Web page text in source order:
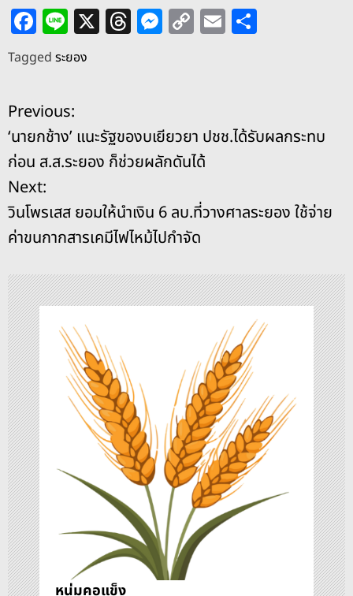
F
a
c
e
b
o
o
k
Li
n
e
X T
h
d
s
M
e
n
g
er
C
o
Li
n
k
E
m
Tagged ระยอง
แ
น
ะ
แ
น
ว
เ
รื่
อ
ง
Previous:
‘นายกช้าง’ แนะรัฐของบเยียวยา ปชช.ได้รับผลกระทบ
ก่อน ส.ส.ระยอง ก็ช่วยผลักดันได้
Next:
วินโพรเสส ยอมให้นำเงิน 6 ลบ.ที่วางศาลระยอง ใช้จ่าย
ค่าขนกากสารเคมีไฟไหม้ไปกำจัด
หนุ่มคอแข็ง